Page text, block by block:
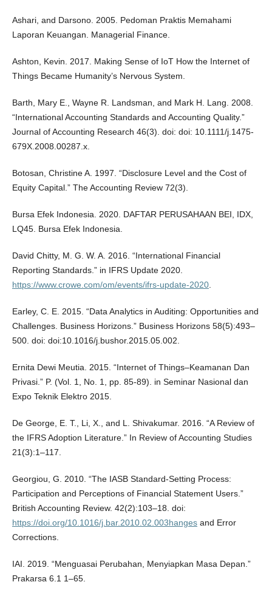
Ashari, and Darsono. 2005. Pedoman Praktis Memahami
Laporan Keuangan. Managerial Finance.
Ashton, Kevin. 2017. Making Sense of IoT How the Internet of
Things Became Humanity’s Nervous System.
Barth, Mary E., Wayne R. Landsman, and Mark H. Lang. 2008.
“International Accounting Standards and Accounting Quality.”
Journal of Accounting Research 46(3). doi: doi: 10.1111/j.1475-
679X.2008.00287.x.
Botosan, Christine A. 1997. “Disclosure Level and the Cost of
Equity Capital.” The Accounting Review 72(3).
Bursa Efek Indonesia. 2020. DAFTAR PERUSAHAAN BEI, IDX,
LQ45. Bursa Efek Indonesia.
David Chitty, M. G. W. A. 2016. “International Financial
Reporting Standards.” in IFRS Update 2020.
https://www.crowe.com/om/events/ifrs-update-2020.
Earley, C. E. 2015. “Data Analytics in Auditing: Opportunities and
Challenges. Business Horizons.” Business Horizons 58(5):493–
500. doi: doi:10.1016/j.bushor.2015.05.002.
Ernita Dewi Meutia. 2015. “Internet of Things–Keamanan Dan
Privasi.” P. (Vol. 1, No. 1, pp. 85-89). in Seminar Nasional dan
Expo Teknik Elektro 2015.
De George, E. T., Li, X., and L. Shivakumar. 2016. “A Review of
the IFRS Adoption Literature.” In Review of Accounting Studies
21(3):1–117.
Georgiou, G. 2010. “The IASB Standard-Setting Process:
Participation and Perceptions of Financial Statement Users.”
British Accounting Review. 42(2):103–18. doi:
https://doi.org/10.1016/j.bar.2010.02.003hangesand Error
Corrections.
IAI. 2019. “Menguasai Perubahan, Menyiapkan Masa Depan.”
Prakarsa 6.1 1–65.